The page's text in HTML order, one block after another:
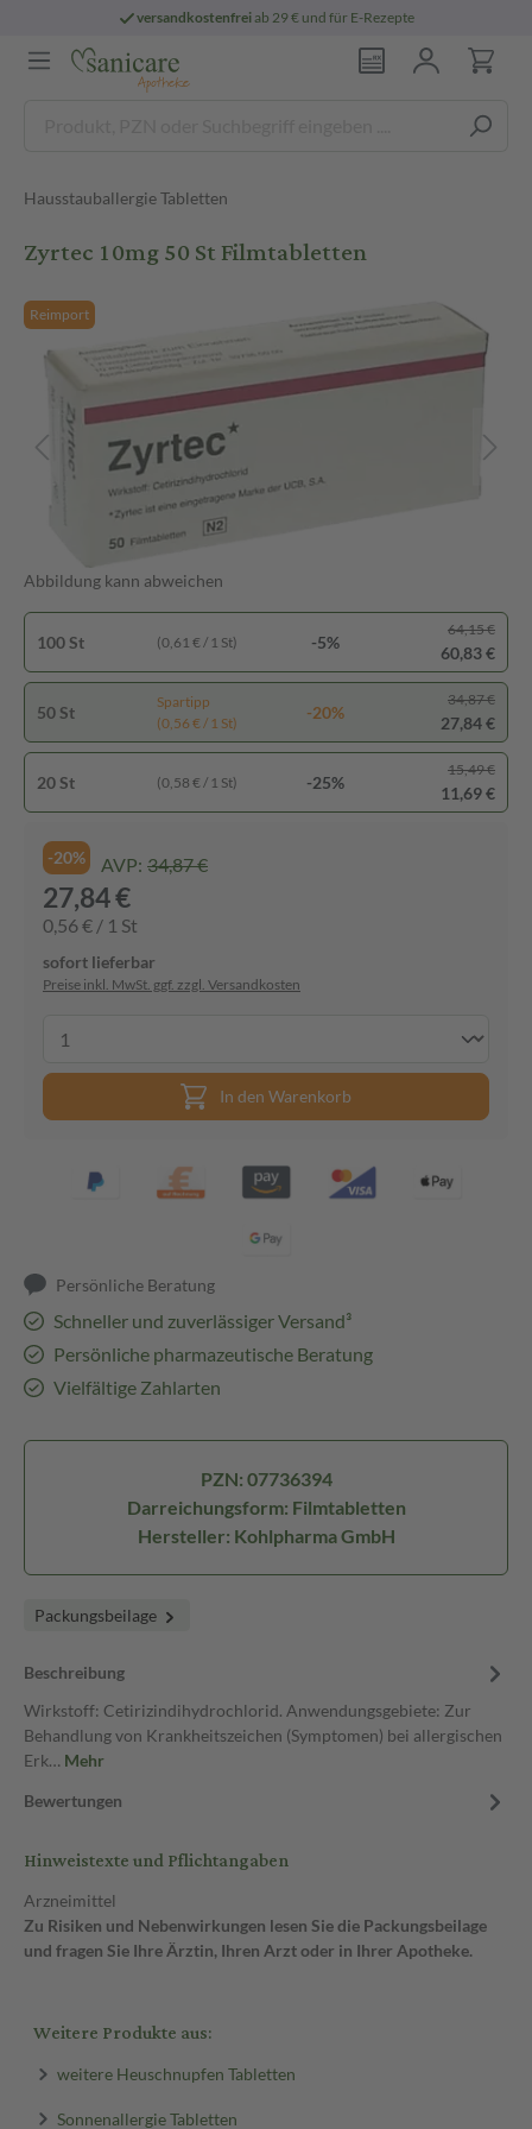
versandkostenfreiab 29 € und für E-Rezepte
Hausstauballergie Tabletten
Zyrtec 10mg 50 St Filmtabletten
Reimport
Abbildung kann abweichen
100 St (0,61 € / 1 St) -5%
64,15 €
60,83 €
50 St
Spartipp
(0,56 € / 1 St)
-20%
34,87 €
27,84 €
20 St (0,58 € / 1 St) -25%
15,49 €
11,69 €
-20% AVP: 34,87 €
27,84 €
0,56 € / 1 St
sofort lieferbar
Preise inkl. MwSt. ggf. zzgl. Versandkosten
In den Warenkorb
Persönliche Beratung
Schneller und zuverlässiger Versand³
Persönliche pharmazeutische Beratung
Vielfältige Zahlarten
PZN: 07736394
Darreichungsform: Filmtabletten
Hersteller: Kohlpharma GmbH
Packungsbeilage
Beschreibung
Wirkstoff: Cetirizindihydrochlorid. Anwendungsgebiete: Zur
Behandlung von Krankheitszeichen (Symptomen) bei allergischen
Erk… Mehr
Bewertungen
Hinweistexte und Pflichtangaben
Arzneimittel
Zu Risiken und Nebenwirkungen lesen Sie die Packungsbeilage
und fragen Sie Ihre Ärztin, Ihren Arzt oder in Ihrer Apotheke.
Weitere Produkte aus:
weitere Heuschnupfen Tabletten
Sonnenallergie Tabletten